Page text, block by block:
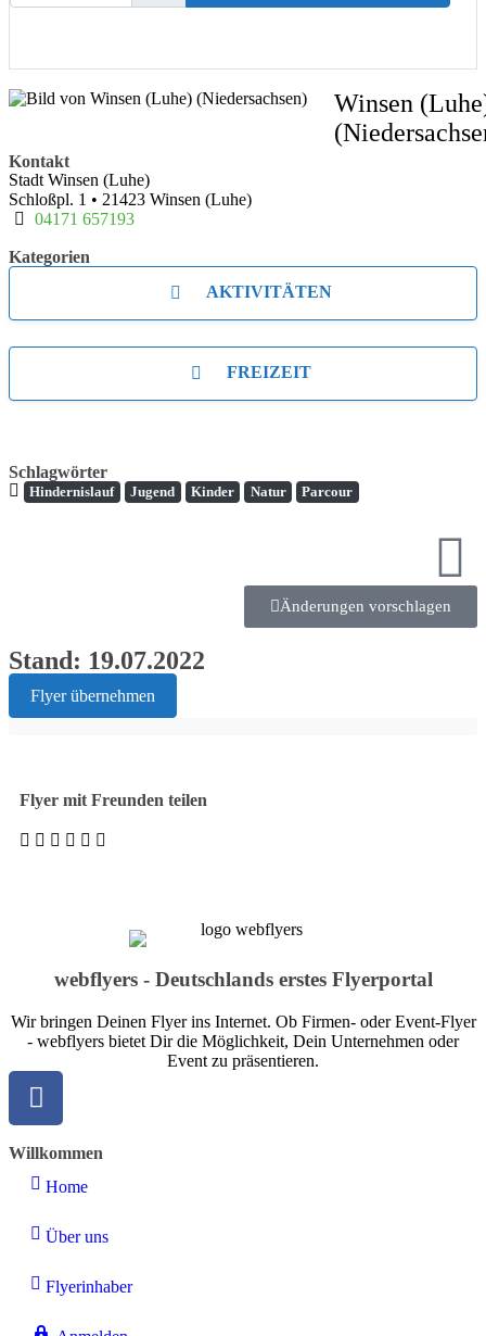
Winsen
Kontakt
Stadt Winsen (Luhe)
Schloßpl. 1 • 21423 Winsen (Luhe)
04171 657193
Kategorien
AKTIVITÄTEN
FREIZEIT
Schlagwörter
Hindernislauf Jugend Kinder Natur Parcour
Änderungen vorschlagen
Stand: 19.07.2022
Flyer übernehmen
Flyer mit Freunden teilen
webflyers - Deutschlands erstes Flyerportal
Wir bringen Deinen Flyer ins Internet. Ob Firmen- oder Event-Flyer
- webflyers bietet Dir die Möglichkeit, Dein Unternehmen oder
Event zu präsentieren.
Willkommen
Home
Über uns
Flyerinhaber